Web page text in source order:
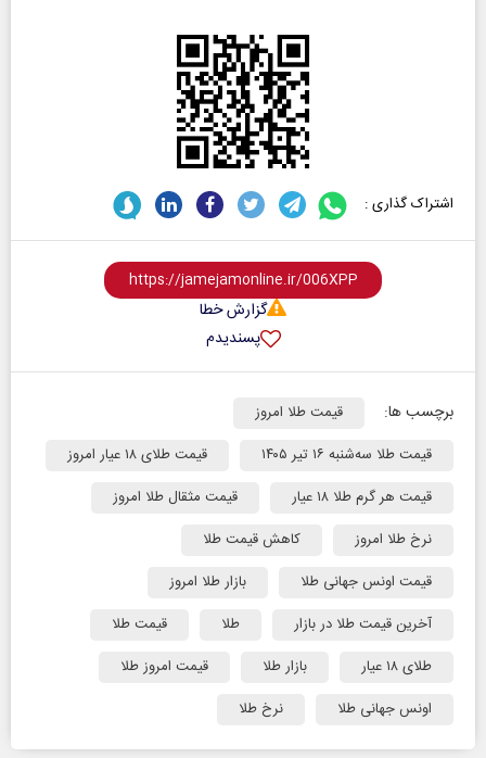
اشتراک گذاری :
گزارش خطا
پسندیدم
برچسب ها:
قیمت طلا امروز
قیمت طلا سه‌شنبه ۱۶ تیر ۱۴۰۵
قیمت طلای ۱۸ عیار امروز
قیمت هر گرم طلا ۱۸ عیار
قیمت مثقال طلا امروز
نرخ طلا امروز
کاهش قیمت طلا
قیمت اونس جهانی طلا
بازار طلا امروز
آخرین قیمت طلا در بازار
طلا
قیمت طلا
طلای ۱۸ عیار
بازار طلا
قیمت امروز طلا
اونس جهانی طلا
نرخ طلا